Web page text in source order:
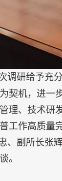
调研给予充
契机，进一
理、技术研
工作高质量
副所长张辉
。